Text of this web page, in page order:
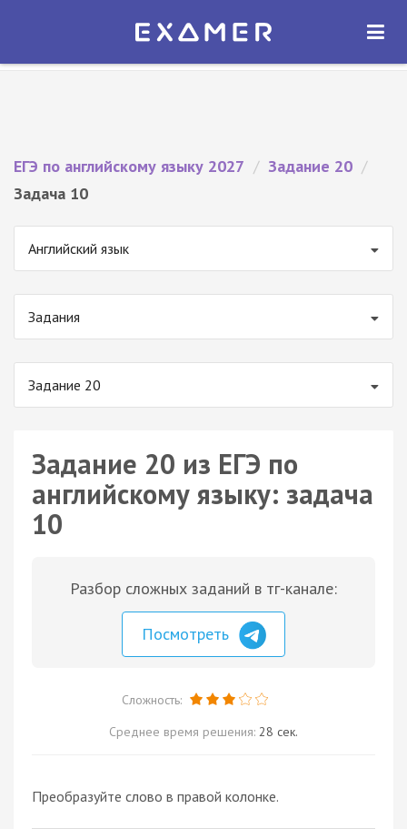
Экзамер — ЕГЭ 2027
ОТКРЫТЬ
ЕГЭ по английскому языку 2027 / Задание 20 /
Задача 10
Английский язык
Задания
Задание 20
Задание 20 из ЕГЭ по
английскому языку: задача
10
Разбор сложных заданий в тг-канале:
Посмотреть
Сложность:
Среднее время решения: 28 сек.
Преобразуйте слово в правой колонке.